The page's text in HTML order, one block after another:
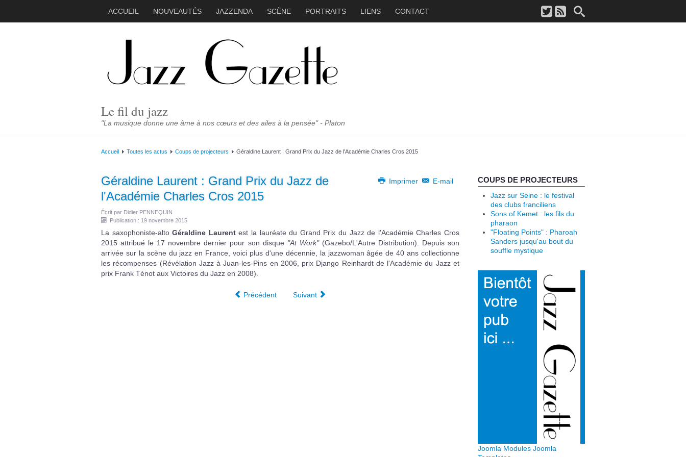
ACCUEIL NOUVEAUTÉS JAZZENDA SCÈNE PORTRAITS LIENS CONTACT
Le fil du jazz
"La musique donne une âme à nos cœurs et des ailes à la pensée" - Platon
Accueil Toutes les actus Coups de projecteurs Géraldine Laurent : Grand Prix du Jazz de l'Académie Charles Cros 2015
Imprimer E-mail
Géraldine Laurent : Grand Prix du Jazz de
l'Académie Charles Cros 2015
Écrit par Didier PENNEQUIN
Publication : 19 novembre 2015
La saxophoniste-altoGéraldine Laurentest la lauréate du Grand Prix du Jazz de l'Académie Charles Cros
2015 attribué le 17 novembre dernier pour son disque "At Work"(Gazebo/L'Autre Distribution). Depuis son
arrivée sur la scène du jazz en France, voici plus d'une décennie, la jazzwoman âgée de 40 ans collectionne
les récompenses (Révélation Jazz à Juan-les-Pins en 2006, prix Django Reinhardt de l'Académie du Jazz et
prix Frank Ténot aux Victoires du Jazz en 2008).
Précédent Suivant
COUPS DE PROJECTEURS
Jazz sur Seine : le festival
des clubs franciliens
Sons of Kemet : les fils du
pharaon
"Floating Points" : Pharoah
Sanders jusqu'au bout du
souffle mystique
Joomla Modules Joomla